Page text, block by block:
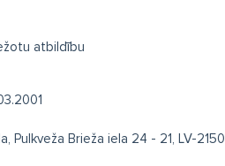
atbildību
Pulkveža Brieža iela 24 - 21, LV-2150